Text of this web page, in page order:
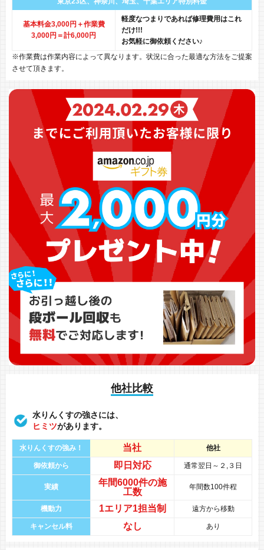
基本料金3,000円＋作業費
3,000円 ＝計6,000円
軽度なつまりであれば修理費用はこれ
だけ!!!
お気軽に御依頼ください♪
※作業費は作業内容によって異なります。状況に合った最適な方法をご提案
させて頂きます。
他社比較
水りんくすの強さには、
ヒミツがあります。
水りんくすの強み！ 当社 他社
御依頼から 即日対応 通常翌日～２,３日
実績 年間6000件の施
工数
年間数100件程
機動力 1エリア1担当制 遠方から移動
キャンセル料 なし あり